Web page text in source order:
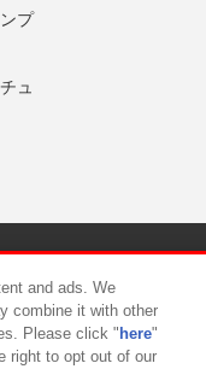
プ
ュ
ラスメント対応方針
and ads. We
combine it with other
Please click " here"
right to opt out of our